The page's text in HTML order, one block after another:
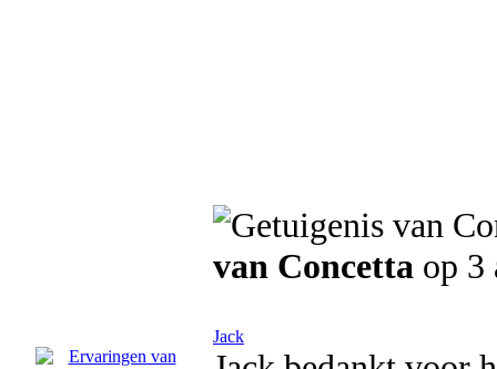
van Concetta op 3
Jack